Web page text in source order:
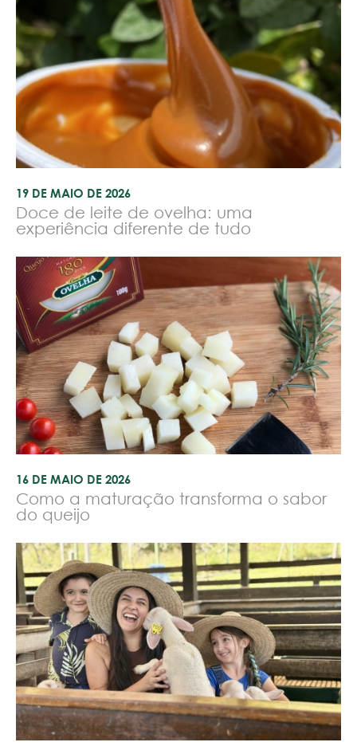
19 DE MAIO DE 2026
Doce de leite de ovelha: uma
experiência diferente de tudo
16 DE MAIO DE 2026
Como a maturação transforma o sabor
do queijo